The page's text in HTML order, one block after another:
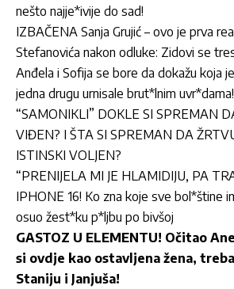
nešto najje*ivije do sad!
IZBAČENA Sanja Grujić – ovo je prva
Stefanovića nakon odluke: Zidovi se
Anđela i Sofija se bore da dokažu koja
jedna drugu urnisale brut*lnim uvr*dama!
“SAMONIKLI” DOKLE SI SPREMAN
VIĐEN? I ŠTA SI SPREMAN DA
ISTINSKI VOLJEN?
“PRENIJELA MI JE HLAMIDIJU, PA
IPHONE 16! Ko zna koje sve bol*štine
osuo žest*ku p*ljbu po bivšoj
GASTOZ U ELEMENTU! Očitao
si ovdje kao ostavljena žena,
Staniju i Janjuša!